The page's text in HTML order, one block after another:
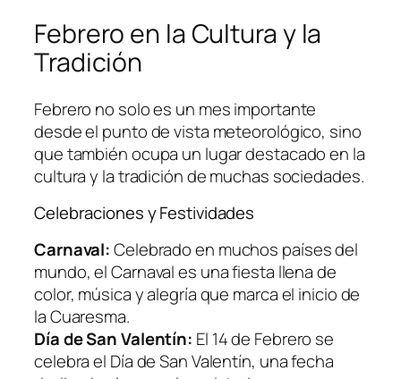
Febrero en la Cultura y la
Tradición
Febrero no solo es un mes importante
desde el punto de vista meteorológico, sino
que también ocupa un lugar destacado en la
cultura y la tradición de muchas sociedades.
Celebraciones y Festividades
Carnaval:Celebrado en muchos países del
mundo, el Carnaval es una fiesta llena de
color, música y alegría que marca el inicio de
la Cuaresma.
Día de San Valentín: El 14 de Febrero se
celebra el Día de San Valentín, una fecha